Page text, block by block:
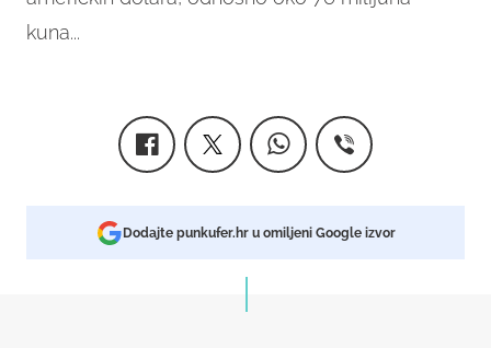
kuna...
Dodajte punkufer.hr u omiljeni Google izvor